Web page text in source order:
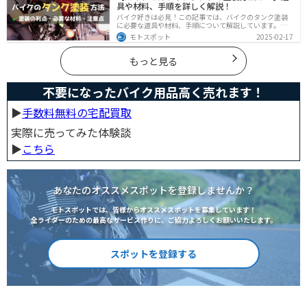
具や材料、手順を詳しく解説！
バイク好きは必見！この記事では、バイクのタンク塗装
に必要な道具や材料、手順について解説しています。実
はバイクのタンクを塗装すると、傷や錆を修復でき、タ
ンクの長持ちにつながります。この記事を読めば、自分
でバイクのタンクを塗装する方法がわかるでしょう。
モトスポット 2025-02-17
もっと見る
不要になったバイク用品高く売れます！
▶︎手数料無料の宅配買取
実際に売ってみた体験談
▶︎こちら
あなたのオススメスポットを登録しませんか？
モトスポットでは、皆様からオススメスポットを募集しています！
全ライダーのための最高なサービス作りに、ご協力よろしくお願いいたします。
スポットを登録する